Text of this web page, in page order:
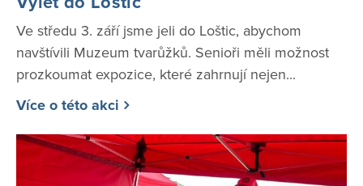
Ve středu 3. září jsme jeli do Loštic, abychom
navštívili Muzeum tvarůžků. Senioři měli možnost
prozkoumat expozice, které zahrnují nejen...
Více o této akci